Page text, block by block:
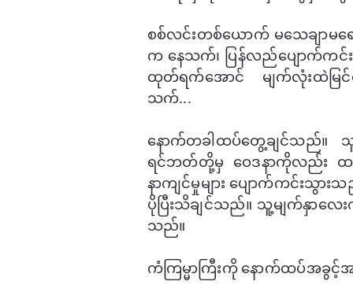
စစ်လင်းတစ်​ယောက် မ​သေချာမ​ရ
က ​နေသက်၊ ပြန်လည်​ပျောက်က
ထုတ်ရက်​အောင် မျက်လုံးထဲမြ
သက်...
နောက်တခါထပ်​တွေ့ချင်သည်။ သူ
ရင်ဘတ်တို့မှ ​ဝေဒနာကိုလည်း ထ
နာကျင်မှုများ ​ပျောက်ကင်းသွ
ပိုပြီးသိချင်သည်။ သူ့မျက်နှာ​လေးကို
သည်။
ကံကြမ္မာကြီးကို ​နောက်ထပ်အခွင့်